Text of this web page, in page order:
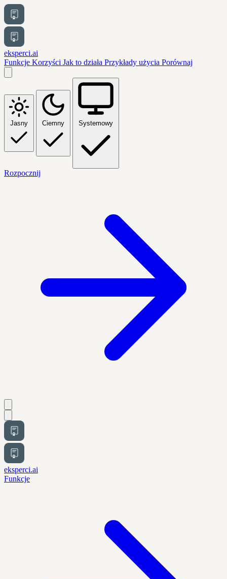
eksperci.ai
Funkcje Korzyści Jak to działa Przykłady użycia Porównaj
Jasny Ciemny Systemowy
Rozpocznij
eksperci.ai
Funkcje